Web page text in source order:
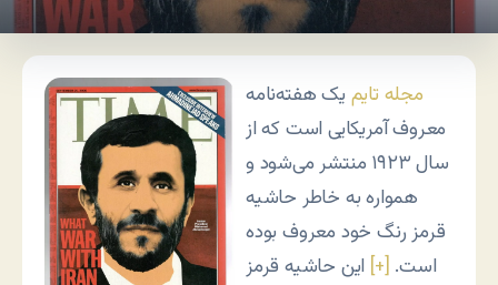
مجله تایم یک هفته‌نامه
معروف آمریکایی است که از
سال ۱۹۲۳ منتشر می‌شود و
همواره به خاطر حاشیه
قرمز رنگ خود معروف بوده
است. [+] این حاشیه قرمز